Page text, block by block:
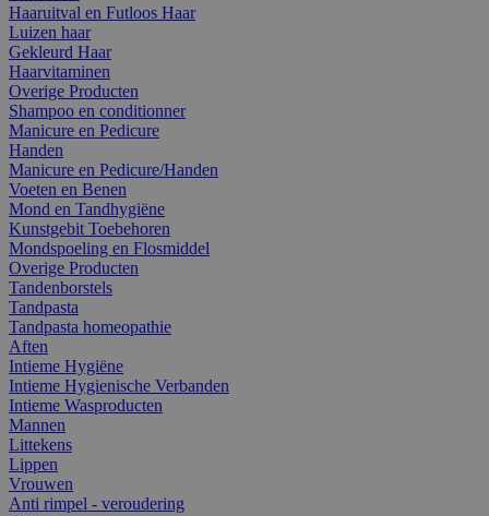
Haaruitval en Futloos Haar
Luizen haar
Gekleurd Haar
Haarvitaminen
Overige Producten
Shampoo en conditionner
Manicure en Pedicure
Handen
Manicure en Pedicure/Handen
Voeten en Benen
Mond en Tandhygiëne
Kunstgebit Toebehoren
Mondspoeling en Flosmiddel
Overige Producten
Tandenborstels
Tandpasta
Tandpasta homeopathie
Aften
Intieme Hygiëne
Intieme Hygienische Verbanden
Intieme Wasproducten
Mannen
Littekens
Lippen
Vrouwen
Anti rimpel - veroudering